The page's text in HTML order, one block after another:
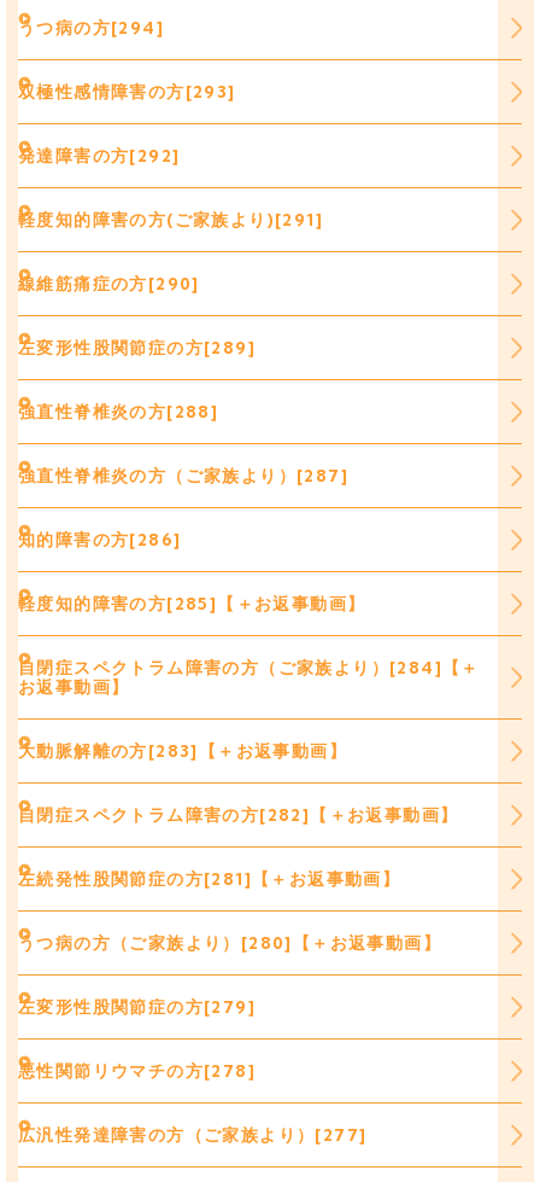
うつ病の方[294]
双極性感情障害の方[293]
発達障害の方[292]
軽度知的障害の方(ご家族より)[291]
線維筋痛症の方[290]
左変形性股関節症の方[289]
強直性脊椎炎の方[288]
強直性脊椎炎の方（ご家族より）[287]
知的障害の方[286]
軽度知的障害の方[285]【＋お返事動画】
自閉症スペクトラム障害の方（ご家族より）[284]【＋
お返事動画】
大動脈解離の方[283]【＋お返事動画】
自閉症スペクトラム障害の方[282]【＋お返事動画】
左続発性股関節症の方[281]【＋お返事動画】
うつ病の方（ご家族より）[280]【＋お返事動画】
左変形性股関節症の方[279]
悪性関節リウマチの方[278]
広汎性発達障害の方（ご家族より）[277]